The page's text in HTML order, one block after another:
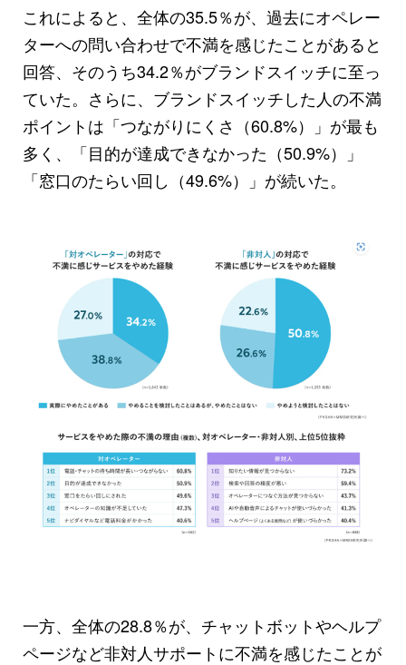
これによると、全体の35.5％が、過去にオペレー
ターへの問い合わせで不満を感じたことがあると
回答、そのうち34.2％がブランドスイッチに至っ
ていた。さらに、ブランドスイッチした人の不満
ポイントは「つながりにくさ（60.8%）」が最も
多く、「目的が達成できなかった（50.9%）」
「窓口のたらい回し（49.6%）」が続いた。
一方、全体の28.8％が、チャットボットやヘルプ
ページなど非対人サポートに不満を感じたことが